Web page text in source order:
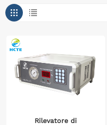
Rilevatore di